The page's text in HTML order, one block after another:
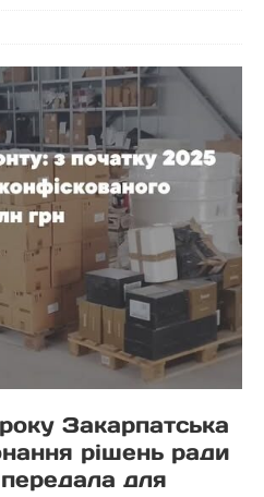
Закарпатська
рішень ради
для